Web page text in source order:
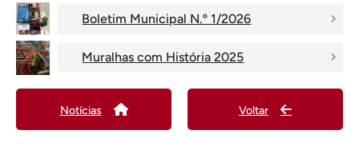
Boletim Municipal N.º 1/2026
Muralhas com História 2025
Notícias Voltar